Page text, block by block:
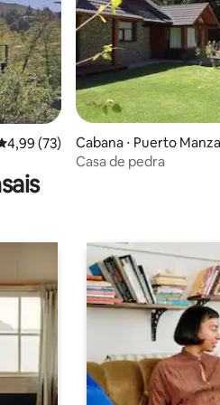
de uma avaliação média de 5,
4,99 (73)
Cabana ⋅ Puerto
Casa de pedra